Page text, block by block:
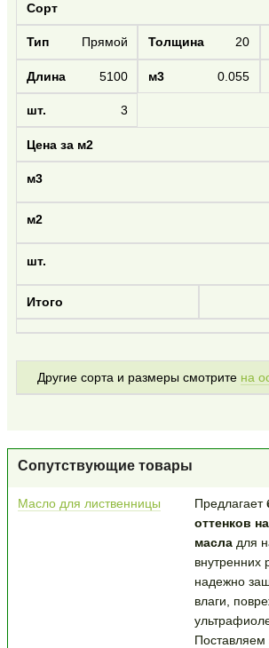
Прямой 20
5100 0.055
3
Другие сорта и размеры смотрите на
Сопутствующие товары
Масло для лиственницы Предлагает
оттенков
масладля
внутренних
надежно
влаги,
Поставляем